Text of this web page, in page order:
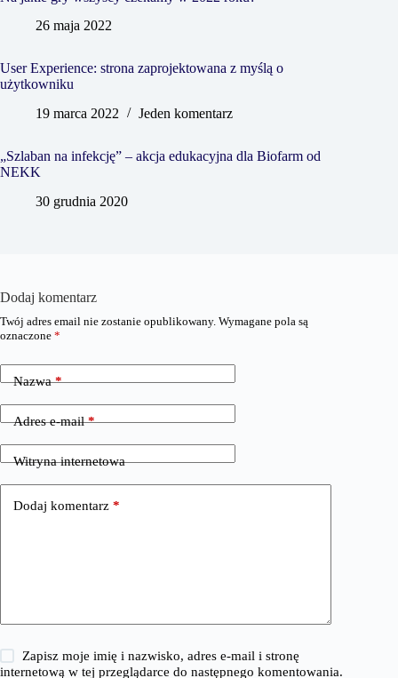
26 maja 2022
User Experience: strona zaprojektowana z myślą o
użytkowniku
19 marca 2022
Jeden komentarz
„Szlaban na infekcję” – akcja edukacyjna dla Biofarm od
NEKK
30 grudnia 2020
Dodaj komentarz
Twój adres email nie zostanie opublikowany. Wymagane pola są
oznaczone *
Nazwa*
Adres e-mail*
Witryna internetowa
Dodaj komentarz *
Zapisz moje imię i nazwisko, adres e-mail i stronę
internetową w tej przeglądarce do następnego komentowania.